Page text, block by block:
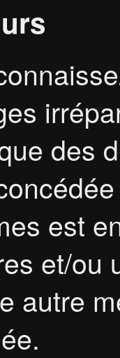
des
est
et/ou
autre